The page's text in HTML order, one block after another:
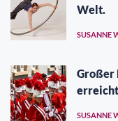
Welt.
SUSANNE
Großer
SUSANNE